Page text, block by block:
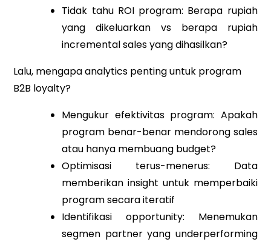
Tidak tahu ROI program: Berapa rupiah
yang dikeluarkan vs berapa rupiah
incremental sales yang dihasilkan?
Lalu, mengapa analytics penting untuk program
B2B loyalty?
Mengukur efektivitas program: Apakah
program benar-benar mendorong sales
atau hanya membuang budget?
Optimisasi terus-menerus: Data
memberikan insight untuk memperbaiki
program secara iteratif
Identifikasi opportunity: Menemukan
segmen partner yang underperforming